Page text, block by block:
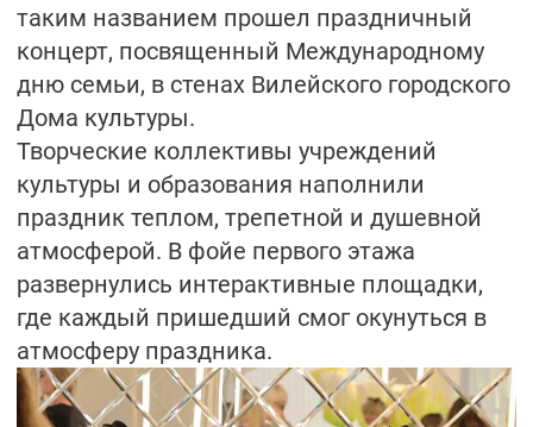
таким названием прошел праздничный
концерт, посвященный Международному
дню семьи, в стенах Вилейского городского
Дома культуры.
Творческие коллективы учреждений
культуры и образования наполнили
праздник теплом, трепетной и душевной
атмосферой. В фойе первого этажа
развернулись интерактивные площадки,
где каждый пришедший смог окунуться в
атмосферу праздника.